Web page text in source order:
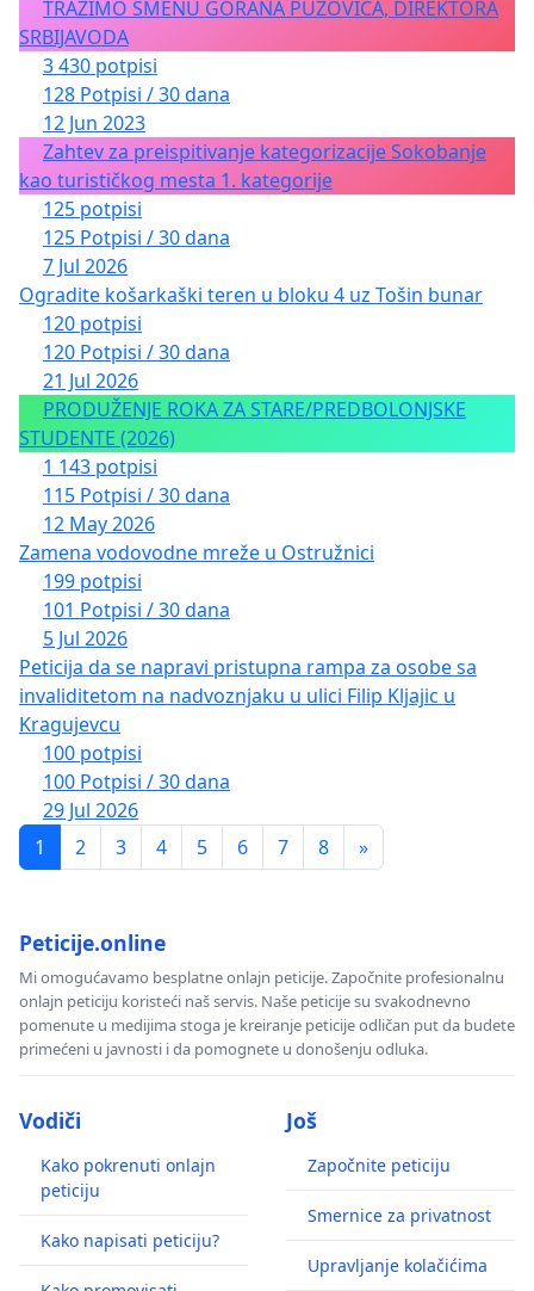
TRAŽIMO SMENU GORANA PUZOVIĆA, DIREKTORA
SRBIJAVODA
3 430 potpisi
128 Potpisi / 30 dana
12 Jun 2023
Zahtev za preispitivanje kategorizacije Sokobanje
kao turističkog mesta 1. kategorije
125 potpisi
125 Potpisi / 30 dana
7 Jul 2026
Ogradite košarkaški teren u bloku 4 uz Tošin bunar
120 potpisi
120 Potpisi / 30 dana
21 Jul 2026
PRODUŽENJE ROKA ZA STARE/PREDBOLONJSKE
STUDENTE (2026)
1 143 potpisi
115 Potpisi / 30 dana
12 May 2026
Zamena vodovodne mreže u Ostružnici
199 potpisi
101 Potpisi / 30 dana
5 Jul 2026
Peticija da se napravi pristupna rampa za osobe sa
invaliditetom na nadvoznjaku u ulici Filip Kljajic u
Kragujevcu
100 potpisi
100 Potpisi / 30 dana
29 Jul 2026
1
2 3 4 5 6 7 8 »
Peticije.online
Mi omogućavamo besplatne onlajn peticije. Započnite profesionalnu
onlajn peticiju koristeći naš servis. Naše peticije su svakodnevno
pomenute u medijima stoga je kreiranje peticije odličan put da budete
primećeni u javnosti i da pomognete u donošenju odluka.
Vodiči
Kako pokrenuti onlajn
peticiju
Kako napisati peticiju?
Još
Započnite peticiju
Smernice za privatnost
Upravljanje kolačićima